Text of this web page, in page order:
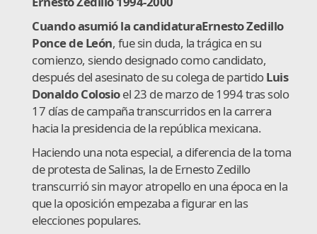
Cuando asumió la candidaturaErnesto Zedillo
Ponce de León, fue sin duda, la trágica en su
comienzo, siendo designado como candidato,
después del asesinato de su colega de partidoLuis
Donaldo Colosioel 23 de marzo de 1994 tras solo
17 días de campaña transcurridos en la carrera
hacia la presidencia de la república mexicana.
Haciendo una nota especial, a diferencia de la toma
de protesta de Salinas, la de Ernesto Zedillo
transcurrió sin mayor atropello en una época en la
que la oposición empezaba a figurar en las
elecciones populares.